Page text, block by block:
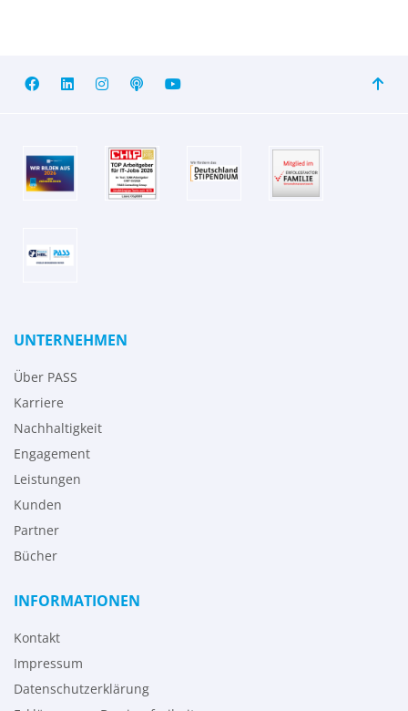
UNTERNEHMEN
Über PASS
Karriere
Nachhaltigkeit
Engagement
Leistungen
Kunden
Partner
Bücher
INFORMATIONEN
Kontakt
Impressum
Datenschutzerklärung